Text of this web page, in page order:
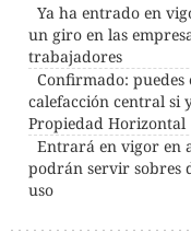
Ya ha entrado en
un giro en las
trabajadores
Confirmado:
calefacción central si
Propiedad Horizontal
Entrará en vigor en
podrán servir sobres
uso